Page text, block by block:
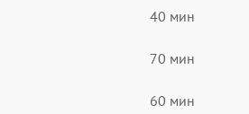
40 мин
70 мин
60 мин